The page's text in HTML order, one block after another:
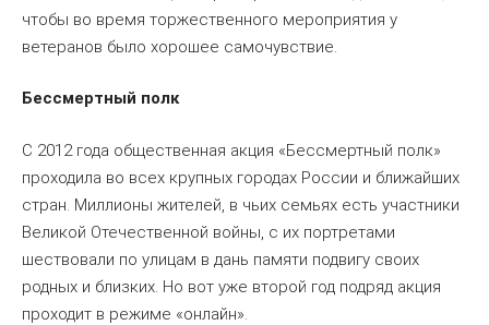
чтобы во время торжественного мероприятия у
ветеранов было хорошее самочувствие.
Бессмертный полк
С 2012 года общественная акция «Бессмертный полк»
проходила во всех крупных городах России и ближайших
стран. Миллионы жителей, в чьих семьях есть участники
Великой Отечественной войны, с их портретами
шествовали по улицам в дань памяти подвигу своих
родных и близких. Но вот уже второй год подряд акция
проходит в режиме «онлайн».